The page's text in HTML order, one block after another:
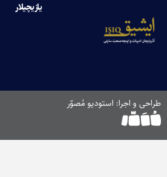
یازیچیلار
طراحی و اجرا: استودیو مُصوّر